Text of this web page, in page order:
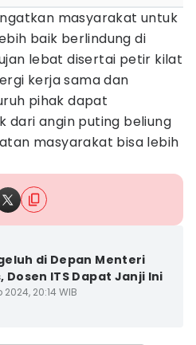
masyarakat untuk
baik berlindung di
lebat disertai petir kilat
kerja sama dan
pihak dapat
dari angin puting beliung
masyarakat bisa lebih
di Depan Menteri
Dosen ITS Dapat Janji Ini
2024, 20:14 WIB